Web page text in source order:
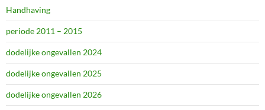
Handhaving
periode 2011 – 2015
dodelijke ongevallen 2024
dodelijke ongevallen 2025
dodelijke ongevallen 2026